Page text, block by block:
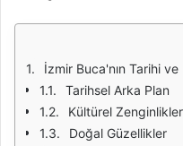
İzmir Buca'nın Tarihi
Tarihsel Arka Plan
Kültürel Zenginlikler
Doğal Güzellikler